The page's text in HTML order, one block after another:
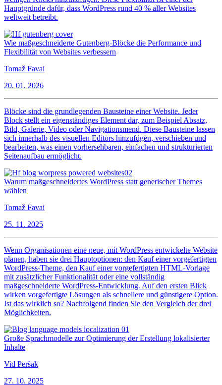
Hauptgründe dafür, dass WordPress rund 40 % aller Websites
weltweit betreibt.
Wie maßgeschneiderte Gutenberg-Blöcke die Performance und
Flexibilität von Websites verbessern
Tomaž Favai
20. 01. 2026
Blöcke sind die grundlegenden Bausteine einer Website. Jeder
Block stellt ein eigenständiges Element dar, zum Beispiel Absatz,
Bild, Galerie, Video oder Navigationsmenü. Diese Bausteine lassen
sich innerhalb des visuellen Editors hinzufügen, verschieben und
bearbeiten, was einen vorhersehbaren, einfachen und strukturierten
Seitenaufbau ermöglicht.
Warum maßgeschneidertes WordPress statt generischer Themes
wählen
Tomaž Favai
25. 11. 2025
Wenn Organisationen eine neue, mit WordPress entwickelte Website
planen, haben sie drei Hauptoptionen: den Kauf einer vorgefertigten
WordPress-Theme, den Kauf einer vorgefertigten HTML-Vorlage
mit zusätzlicher Funktionalität oder eine vollständig
maßgeschneiderte WordPress-Entwicklung. Auf den ersten Blick
wirken vorgefertigte Lösungen als schnellere und günstigere Option.
Ist das wirklich so? Nachfolgend finden Sie den Vergleich der drei
Möglichkeiten.
Große Sprachmodelle zur Optimierung der Erstellung lokalisierter
Inhalte
Vid Peršak
27. 10. 2025